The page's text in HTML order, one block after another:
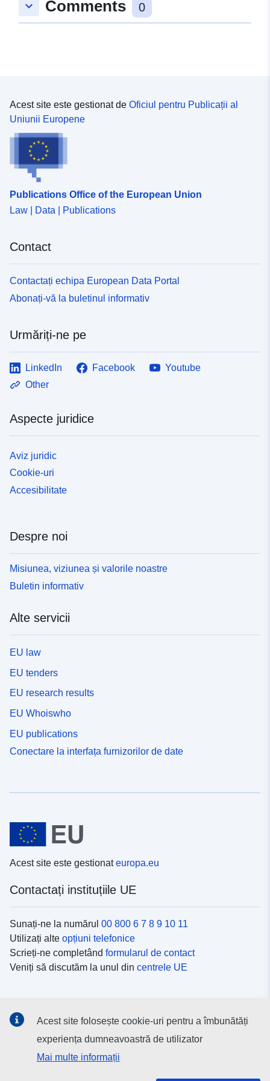
keyboard_arrow_down Comments 0
Acest site este gestionat de Oficiul pentru Publicații al
Uniunii Europene
Publications Office of the European Union
Law | Data | Publications
Contact
Contactați echipa European Data Portal
Abonați-vă la buletinul informativ
Urmăriți-ne pe
LinkedIn Facebook
Youtube
Other
Aspecte juridice
Aviz juridic
Cookie-uri
Accesibilitate
Despre noi
Misiunea, viziunea și valorile noastre
Buletin informativ
Alte servicii
EU law
EU tenders
EU research results
EU Whoiswho
EU publications
Conectare la interfața furnizorilor de date
Acest site este gestionateuropa.eu
Contactați instituțiile UE
Sunați-ne la numărul 00 800 6 7 8 9 10 11
Utilizați alte opțiuni telefonice
Scrieți-ne completând formularul de contact
Veniți să discutăm la unul din centrele UE
Descoperiți canalele UEpe rețelele sociale
Acest site folosește cookie-uri pentru a îmbunătăți
experiența dumneavoastră de utilizator
Mai multe informații